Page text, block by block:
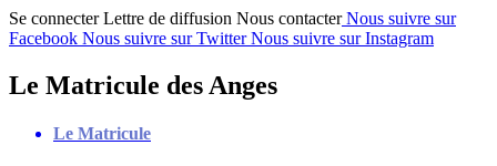
Se connecter Lettre de diffusion Nous contacter Nous suivre sur
Facebook Nous suivre sur Twitter Nous suivre sur Instagram
Le Matricule des Anges
Le Matricule